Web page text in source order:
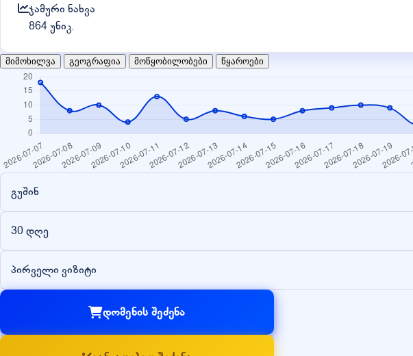
ჯამური ნახვა
864 უნიკ.
მიმოხილვა გეოგრაფია მოწყობილობები წყაროები
გუშინ
30 დღე
პირველი ვიზიტი
დომენის შეძენა